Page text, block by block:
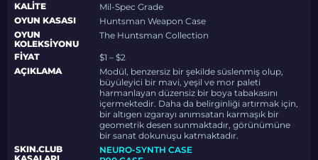
KALITE
Mil-Spec Grade
OYUN KASASI
Huntsman Weapon Case
OYUN
KOLEKSIYONU
The Huntsman Collection
FIYAT
$1 – $2
AÇIKLAMA
Modül, benzersiz bir şekilde süslenmiş olup,
büyüleyici bir mavi, yeşil ve mor paleti
harmanlayan düzensiz bir boya tabakasını
içermektedir. Daha da belirginliği artırmak için,
bir altıgen ızgarayı anımsatan karmaşık bir
geometrik desen sunmaktadır, görünümüne
bir sanat dokunuşu katmaktadır.
SKIN.CLUB
NEURO-SYNTH CASE